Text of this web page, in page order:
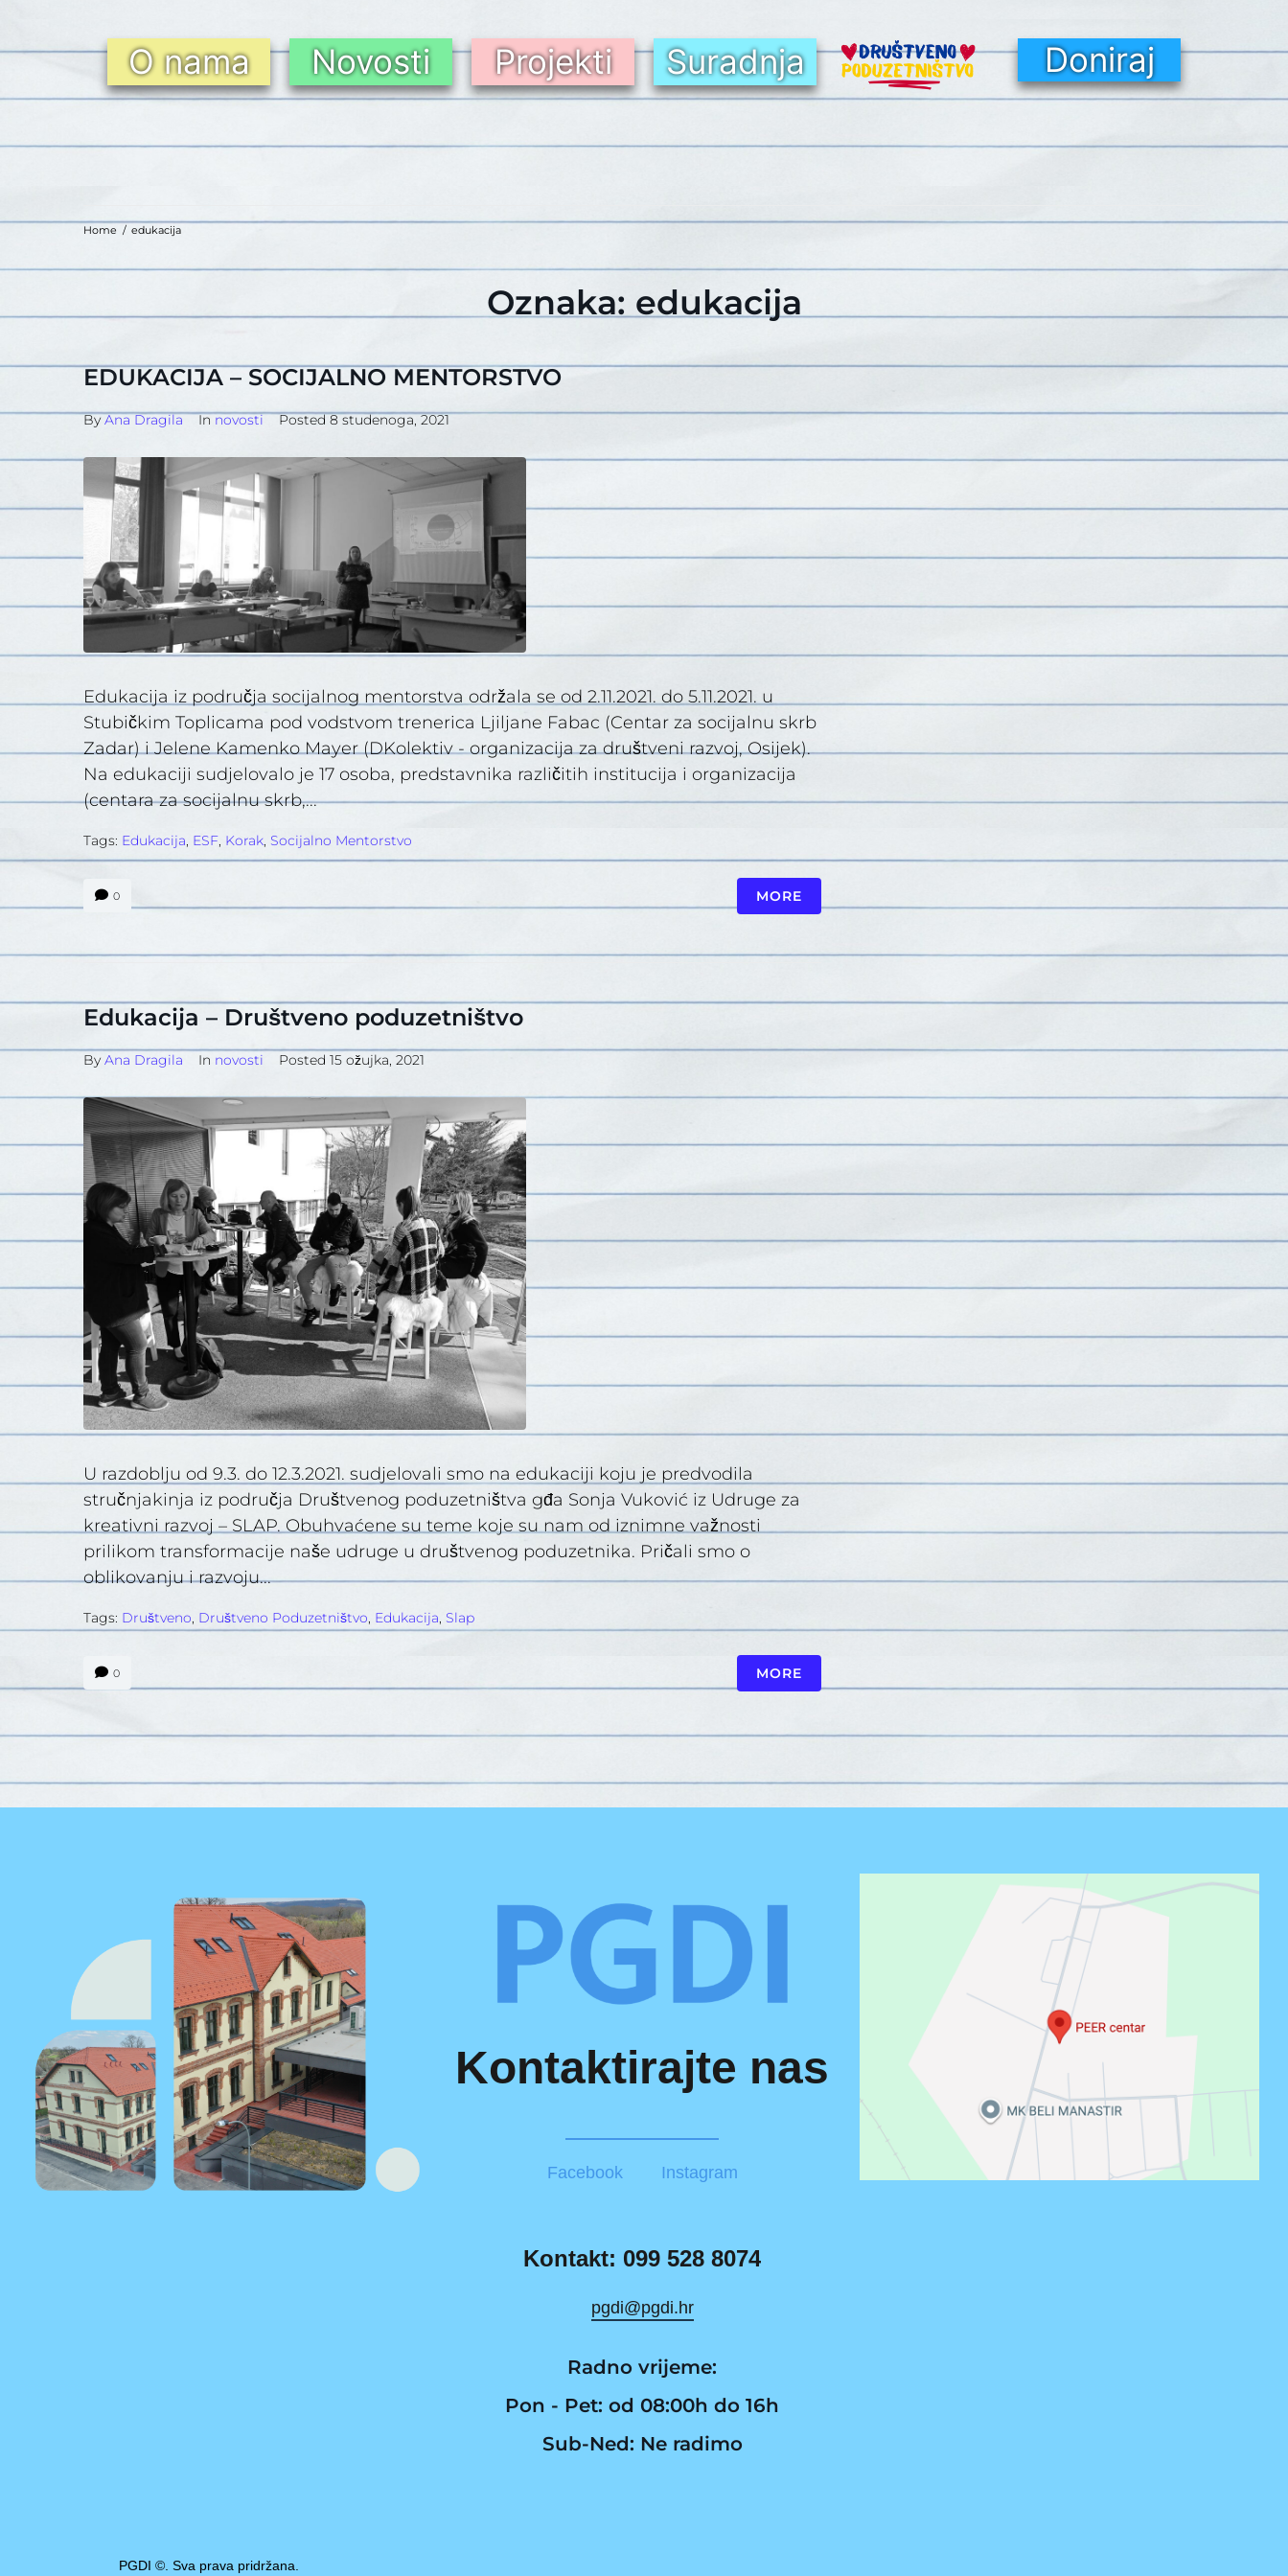
O nama Novosti Projekti Suradnja Doniraj
Home / edukacija
Oznaka: edukacija
EDUKACIJA – SOCIJALNO MENTORSTVO
ByAna Dragila Innovosti Posted8 studenoga, 2021
Edukacija iz područja socijalnog mentorstva održala se od 2.11.2021. do 5.11.2021. u
Stubičkim Toplicama pod vodstvom trenerica Ljiljane Fabac (Centar za socijalnu skrb
Zadar) i Jelene Kamenko Mayer (DKolektiv - organizacija za društveni razvoj, Osijek).
Na edukaciji sudjelovalo je 17 osoba, predstavnika različitih institucija i organizacija
(centara za socijalnu skrb,...
Tags: Edukacija, ESF, Korak, Socijalno Mentorstvo
0 MORE
Edukacija – Društveno poduzetništvo
By Ana Dragila In novosti Posted 15 ožujka, 2021
U razdoblju od 9.3. do 12.3.2021. sudjelovali smo na edukaciji koju je predvodila
stručnjakinja iz područja Društvenog poduzetništva gđa Sonja Vuković iz Udruge za
kreativni razvoj – SLAP. Obuhvaćene su teme koje su nam od iznimne važnosti
prilikom transformacije naše udruge u društvenog poduzetnika. Pričali smo o
oblikovanju i razvoju...
Tags: Društveno, Društveno Poduzetništvo, Edukacija, Slap
0 MORE
Kontaktirajte nas
Facebook Instagram
Kontakt: 099 528 8074
pgdi@pgdi.hr
Radno vrijeme:
Pon - Pet: od 08:00h do 16h
Sub-Ned: Ne radimo
PGDI ©. Sva prava pridržana.